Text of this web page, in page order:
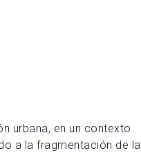
urbana, en un contexto
a la fragmentación de la